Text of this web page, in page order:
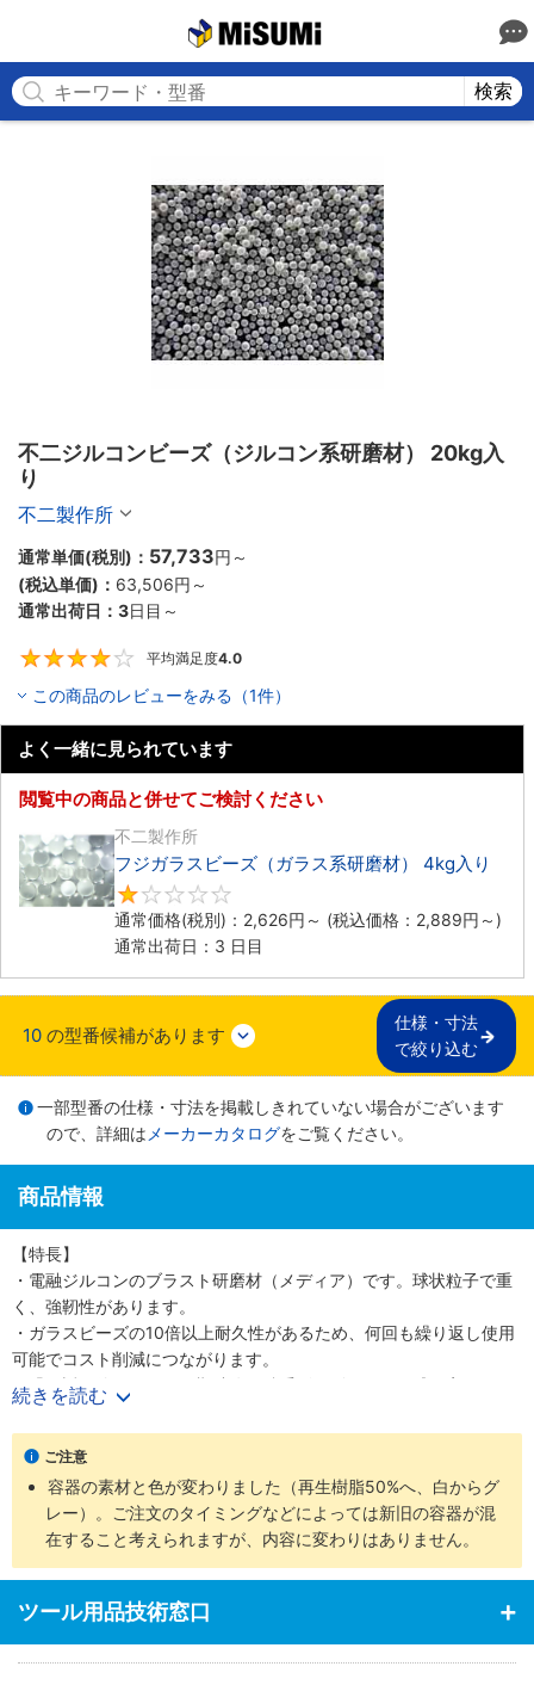
検索
不二ジルコンビーズ（ジルコン系研磨材） 20kg入
り
不二製作所
通常単価(税別)： 57,733円 ～
(税込単価)： 63,506円 ～
通常出荷日： 3日目～
平均満足度4.0
この商品のレビューをみる（1件）
よく一緒に見られています
閲覧中の商品と併せてご検討ください
不二製作所
フジガラスビーズ（ガラス系研磨材） 4kg入り
通常価格(税別)： 2,626円 ～ (税込価格： 2,889円 ～)
通常出荷日：3 日目
10 の型番候補があります
仕様・寸法
で絞り込む
一部型番の仕様・寸法を掲載しきれていない場合がございます
ので、詳細は メーカーカタログをご覧ください。
商品情報
【特長】
・電融ジルコンのブラスト研磨材（メディア）です。球状粒子で重
く、強靭性があります。
・ガラスビーズの10倍以上耐久性があるため、何回も繰り返し使用
可能でコスト削減につながります。
・繰り返し使用しても早期破砕や鉄系ビーズのような球の変形がな
いため加工数を増やしても形状が変わらない加工面を維持できま
す。
【主な用途】
・真空蒸着治具クリーニング
・溶接部のスパッタ除去
・テンパーカラーの除去
・黒皮除去
・自動車部品のショットピーニング
続きを読む
ご注意
容器の素材と色が変わりました（再生樹脂50%へ、白からグ
レー）。ご注文のタイミングなどによっては新旧の容器が混
在すること考えられますが、内容に変わりはありません。
ツール用品技術窓口